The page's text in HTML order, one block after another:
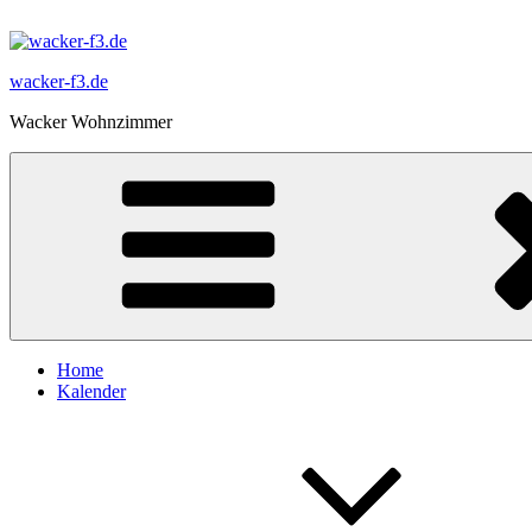
Inhalt
wacker-f3.de
Wacker Wohnzimmer
Home
Kalender